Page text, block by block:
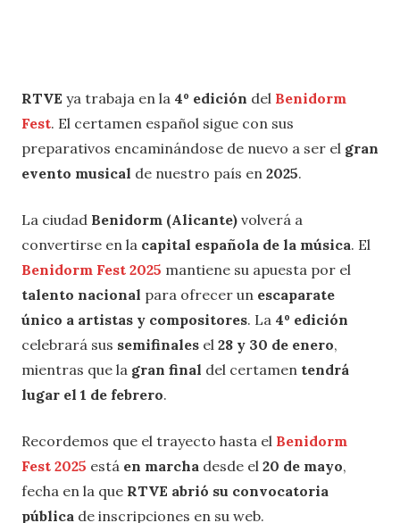
RTVE ya trabaja en la 4º edición del Benidorm
Fest. El certamen español sigue con sus
preparativos encaminándose de nuevo a ser el gran
evento musical de nuestro país en 2025.
La ciudad Benidorm (Alicante) volverá a
convertirse en la capital española de la música. El
Benidorm Fest 2025 mantiene su apuesta por el
talento nacional para ofrecer un escaparate
único a artistas y compositores. La 4º edición
celebrará sus semifinales el 28 y 30 de enero,
mientras que la gran final del certamen tendrá
lugar el 1 de febrero.
Recordemos que el trayecto hasta el Benidorm
Fest 2025 está en marcha desde el 20 de mayo,
fecha en la que RTVE abrió su convocatoria
pública de inscripciones en su web.